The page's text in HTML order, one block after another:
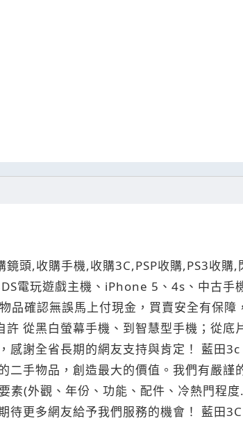
頭,收購手機,收購3C,PSP收購,PS3收購
電玩遊戲主機、iPhone 5、4s、中古
確認無誤馬上付現金，買賣安全有保
3c 官方網站 http://www.ku3c.com 不管是個人出售、換
手物品，創造最大的價值。我們有嚴
(外觀、年份、功能、配件、冷熱門程